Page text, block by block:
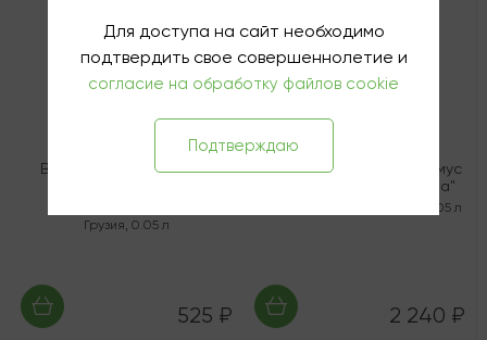
Виски купажированный
Грузия, 0.05 л
525 ₽
Виноградная водка Адамус
"Агуардьенте Багасейра"
0.05 л
2 240 ₽
Для доступа на сайт необходимо
подтвердить свое совершеннолетие и
согласие на обработку файлов cookie
Подтверждаю